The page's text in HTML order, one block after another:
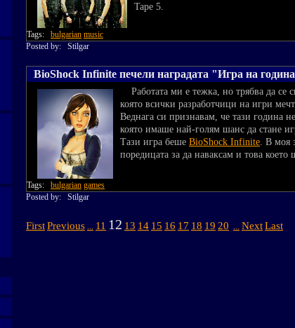
Tape 5.
Tags: bulgarian music
Posted by: Stilgar
BioShock Infinite печели наградата "Игра на
Работата ми е тежка, но трябва да се
която всички разработчици на игри
Веднага си признавам, че тази година
която имаше най-голям шанс да стане
Тази игра беше BioShock Infinite. В моя
поредицата за да наваксам и това
Tags: bulgarian games
Posted by: Stilgar
FirstPrevious ... 11 12 13 14 15 16 17 18 19 20 ... NextLast